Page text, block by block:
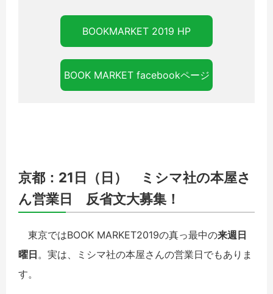
BOOKMARKET 2019 HP
BOOK MARKET facebookページ
京都：21日（日） ミシマ社の本屋さ
ん営業日 反省文大募集！
東京ではBOOK MARKET2019の真っ最中の来週日
曜日。実は、ミシマ社の本屋さんの営業日でもありま
す。